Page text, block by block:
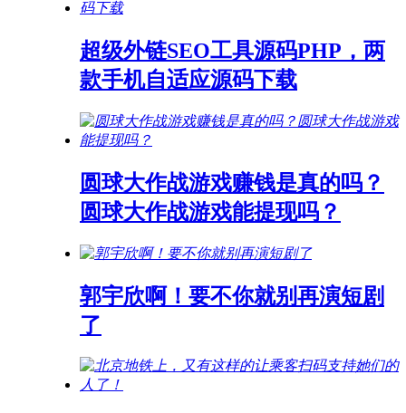
超级外链SEO工具源码PHP，两
款手机自适应源码下载
圆球大作战游戏赚钱是真的吗？
圆球大作战游戏能提现吗？
郭宇欣啊！要不你就别再演短剧
了